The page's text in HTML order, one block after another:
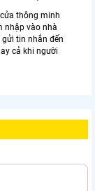
thông minh
nhập vào nhà
tin nhắn đến
cả khi người